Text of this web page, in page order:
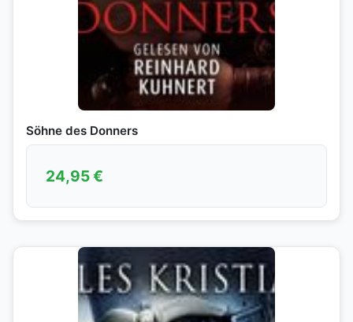
Söhne des Donners
24,95€